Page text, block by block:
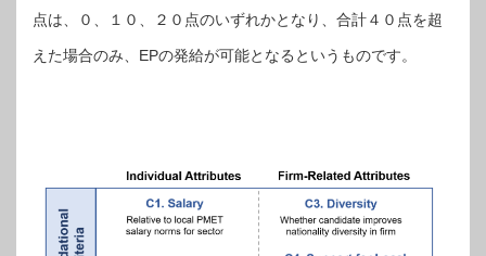
点は、０、１０、２０点のいずれかとなり、合計４０点を超
えた場合のみ、EPの発給が可能となるというものです。